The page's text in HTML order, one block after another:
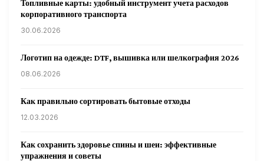
Топливные карты: удобный инструмент учета расходов
корпоративного транспорта
30.06.2026
Логотип на одежде: DTF, вышивка или шелкография 2026
08.06.2026
Как правильно сортировать бытовые отходы
12.03.2026
Как сохранить здоровье спины и шеи: эффективные
упражнения и советы